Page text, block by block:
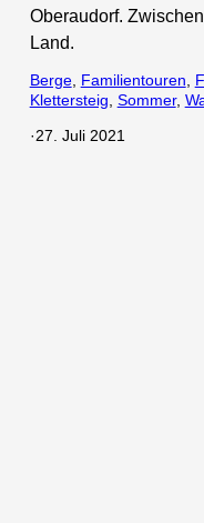
Oberaudorf.
Land.
Berge, Familientouren
Klettersteig Sommer,
·27. Juli 2021